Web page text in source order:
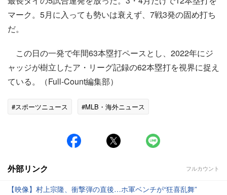
マーク。5月に入っても勢いは衰えず、7戦3発の固め打ち
だ。
この日の一発で年間63本塁打ペースとし、2022年にジ
ャッジが樹立したア・リーグ記録の62本塁打を視界に捉え
ている。（Full-Count編集部）
#スポーツニュース #MLB・海外ニュース
外部リンク フルカウント
【映像】村上宗隆、衝撃弾の直後…ホ軍ベンチが“狂喜乱舞”